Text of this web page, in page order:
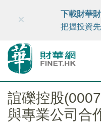
財華智庫網 FINTV
×
下載財華
把握投資
誼礫控股
與專業公司合